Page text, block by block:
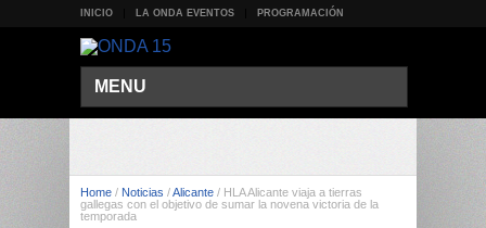
INICIO LA ONDA EVENTOS PROGRAMACIÓN
MENU
Home / Noticias /Alicante / HLA Alicante viaja a tierras
gallegas con el objetivo de sumar la novena victoria de la
temporada